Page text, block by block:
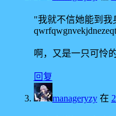
"我就不信她能到我
啊，又是一只可怜
回复
manageryzy在